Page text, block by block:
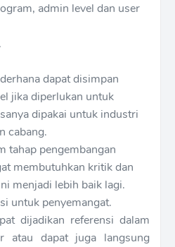
admin level dan user
dapat disimpan
jika diperlukan untuk
dipakai untuk industri
cabang.
tahap pengembangan
membutuhkan kritik dan
menjadi lebih baik lagi.
untuk penyemangat.
dijadikan referensi dalam
atau dapat juga langsung